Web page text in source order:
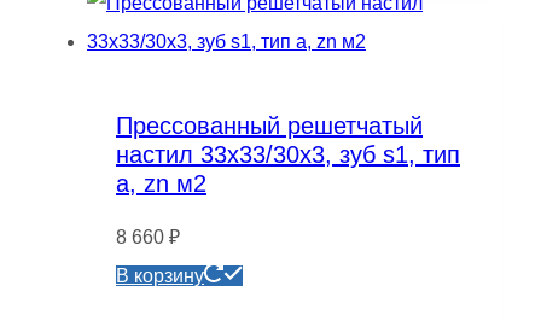
Прессованный решетчатый
настил 33х33/30х3, зуб s1, тип
а, zn м2
8 660 ₽
В корзину